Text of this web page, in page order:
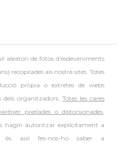
aleatori defotos d'esdeveniments
recopilades als nostre sites. Totes
pròpia o extretes de webs
dels organitzadors.Totes les cares
pixelades o distorsionades,
hagin autoritzar explícitament a
és així fes-nos-ho saber a